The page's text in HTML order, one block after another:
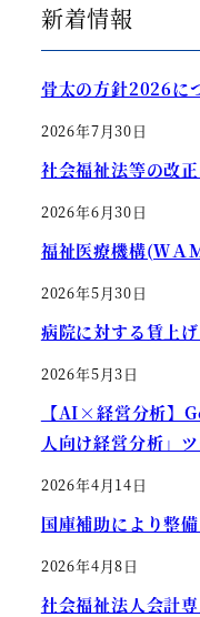
新着情報
骨太の方針2026に
2026年7月30日
社会福祉法等の改
2026年6月30日
福祉医療機構(ＷＡ
2026年5月30日
病院に対する賃上
2026年5月3日
【AI×経営分析】
人向け経営分析」
2026年4月14日
国庫補助により整
2026年4月8日
社会福祉法人会計